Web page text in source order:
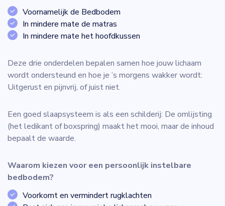
Voornamelijk de Bedbodem
In mindere mate de matras
In mindere mate het hoofdkussen
Deze drie onderdelen bepalen samen hoe jouw lichaam
wordt ondersteund en hoe je ’s morgens wakker wordt:
Uitgerust en pijnvrij, of juist niet.
Een goed slaapsysteem is als een schilderij: De omlijsting
(het ledikant of boxspring) maakt het mooi, maar de inhoud
bepaalt de waarde.
Waarom kiezen voor een persoonlijk instelbare
bedbodem?
Voorkomt en vermindert rugklachten